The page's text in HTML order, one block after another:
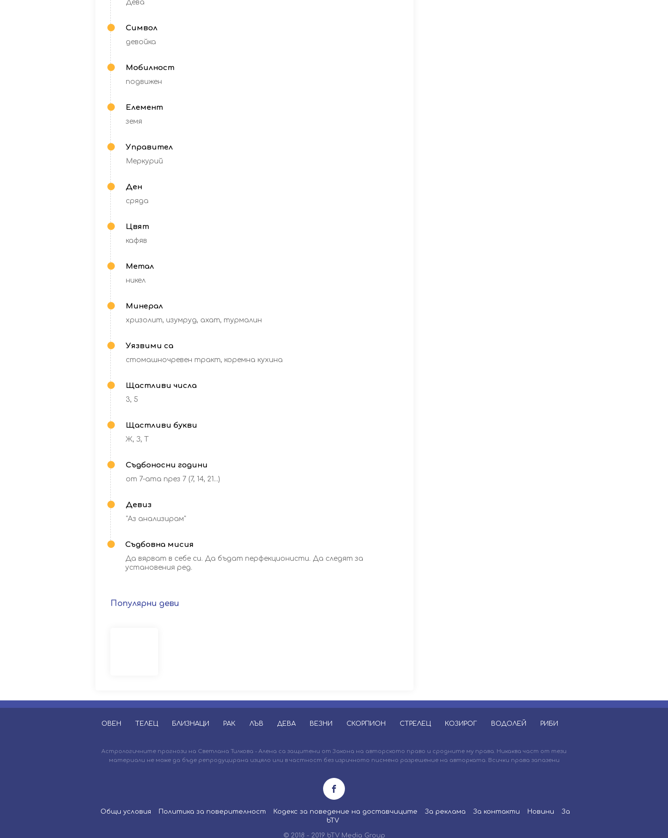
Дева
Символ
девойка
Мобилност
подвижен
Елемент
земя
Управител
Меркурий
Ден
сряда
Цвят
кафяв
Метал
никел
Минерал
хризолит, изумруд, ахат, турмалин
Уязвими са
стомашночревен тракт, коремна кухина
Щастливи числа
3, 5
Щастливи букви
Ж, З, Т
Съдбоносни години
от 7-ата през 7 (7, 14, 21...)
Девиз
"Аз анализирам"
Съдбовна мисия
Да вярват в себе си. Да бъдат перфекционисти. Да следят за
установения ред.
Популярни деви
ОВЕН ТЕЛЕЦ БЛИЗНАЦИ РАК ЛЪВ ДЕВА ВЕЗНИ СКОРПИОН СТРЕЛЕЦ КОЗИРОГ ВОДОЛЕЙ РИБИ
Астрологичните прогнози на Светлана Тилкова - Алена са защитени от Закона на авторското право и сродните му права. Никаква част от тези
материали не може да бъде репродуцирана изцяло или в частност без изричното писмено разрешение на авторката. Всички права запазени
Общи условия Политика за поверителност Кодекс за поведение на доставчиците За реклама За контакти Новини
За
bTV
© 2018 - 2019 bTV Media Group